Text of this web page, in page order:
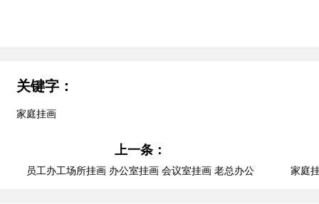
关键字：
家庭挂画
上一条：
员工办工场所挂画 办公室挂画 会议室挂画 老总办公
家庭